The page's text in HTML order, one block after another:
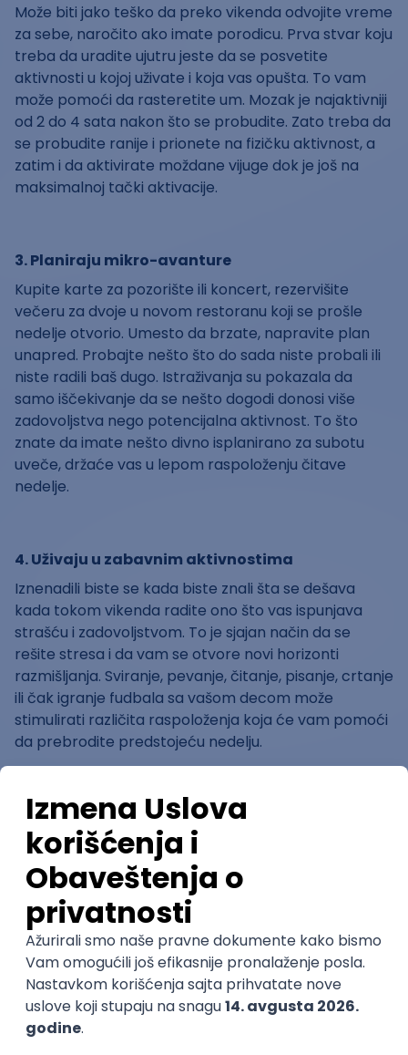
Može biti jako teško da preko vikenda odvojite vreme
za sebe, naročito ako imate porodicu. Prva stvar koju
treba da uradite ujutru jeste da se posvetite
aktivnosti u kojoj uživate i koja vas opušta. To vam
može pomoći da rasteretite um. Mozak je najaktivniji
od 2 do 4 sata nakon što se probudite. Zato treba da
se probudite ranije i prionete na fizičku aktivnost, a
zatim i da aktivirate moždane vijuge dok je još na
maksimalnoj tački aktivacije.
3. Planiraju mikro-avanture
Kupite karte za pozorište ili koncert, rezervišite
večeru za dvoje u novom restoranu koji se prošle
nedelje otvorio. Umesto da brzate, napravite plan
unapred. Probajte nešto što do sada niste probali ili
niste radili baš dugo. Istraživanja su pokazala da
samo iščekivanje da se nešto dogodi donosi više
zadovoljstva nego potencijalna aktivnost. To što
znate da imate nešto divno isplanirano za subotu
uveče, držaće vas u lepom raspoloženju čitave
nedelje.
4. Uživaju u zabavnim aktivnostima
Iznenadili biste se kada biste znali šta se dešava
kada tokom vikenda radite ono što vas ispunjava
strašću i zadovoljstvom. To je sjajan način da se
rešite stresa i da vam se otvore novi horizonti
razmišljanja. Sviranje, pevanje, čitanje, pisanje, crtanje
ili čak igranje fudbala sa vašom decom može
stimulirati različita raspoloženja koja će vam pomoći
da prebrodite predstojeću nedelju.
5. Diskonektujte se
Najvažnija vikend-strategija na vašoj listi jeste
diskonekcija. Ako se ne odvajate od telefona ili
računara od petka popodne do nedelje uveče,
praktično nemate vikend niti odmor.
To što ste dostupni 24h/7 dana izlaže vas
konstantnom stresu i sprečava vas da se fokusirate i
„restartujete“. Pogledajte poruke i mejlove subotom